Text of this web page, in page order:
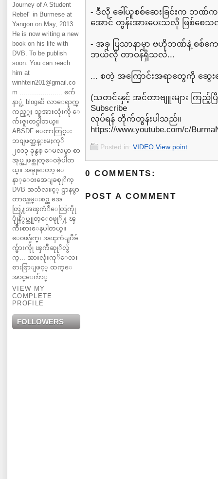
Journey of A Student
Rebel" in Burmese at
Yangon on May, 2013.
He is now writing a new
book on his life with
DVB. To be publish
soon. You can reach
him at
winhtein201@gmail.co
m ...................... က်ေ
နာ္ရဲ့ blogဆီ လာေရာက္ၾ
ကည့္ရႈ သူအားလုံးကို ေ
က်းဇူးတင္ပါတယ္။
ABSDF ေတာတြင္း
ဘ၀ျဖတ္သန္းမႈကုိ
၂၀၁၃ ခုနွစ္ ေမလမွာ စာ
အုပ္အျဖစ္ထုတ္ေ၀ခဲ့ပါတ
ယ္။ အခုုေတာ့ ေ
နာ္ေ၀းအေျခစုုိက္
DVB အသံလႊင့္ ဌာနမွာ
တာ၀န္ထမ္းစဥ္က အေ
တြ႔အၾကံဳေတြကိုု
ပုုံနိွပ္ထုုတ္ေ၀ဖုုိ႔ ၾ
ကိဳးစားေနပါတယ္။
ေ၀ဖန္ခ်က္၊ အၾကံျပဳခ်
က္မ်ားကိုု ၾကိဳဆုုိလ်ွ
က္... အားလုံးကုိေလး
စားစြာျဖင့္ ထက္ေ
အာင္ေက်ာ္
VIEW MY
COMPLETE
PROFILE
FOLLOWERS
- ဒီလို ခေါ်ယူစစ်ဆေးခြင်းက ဘ
အောင် တွန်းအားပေးသလို ဖြစ်စေသ
- အခု ပြသာနာမှာ ဗဟိုဘဏ်နဲ့ စစ်ကေ
ဘယ်လို တာဝန်ရှိသလဲ...
... စတဲ့ အကြောင်းအရာတွေကို ဆွေး
(သတင်းနှင့် အင်တာဗျူးများ ကြည့်
Subscribe
လုပ်ရန် တိုက်တွန်းပါသည်။
https://www.youtube.com/c/
Posted in: VIDEO View point
0 COMMENTS:
POST A COMMENT